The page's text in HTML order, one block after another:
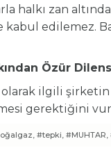
halkı zan
kabul edilemez.
Özür
olarak ilgili
gerektiğini
#tepki, #MUHTAR,